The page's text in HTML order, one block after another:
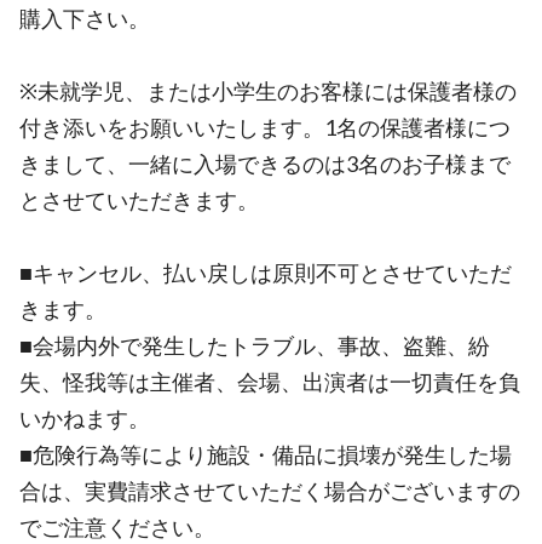
購入下さい。
※未就学児、または小学生のお客様には保護者様の
付き添いをお願いいたします。1名の保護者様につ
きまして、一緒に入場できるのは3名のお子様まで
とさせていただきます。
■キャンセル、払い戻しは原則不可とさせていただ
きます。
■会場内外で発生したトラブル、事故、盗難、紛
失、怪我等は主催者、会場、出演者は一切責任を負
いかねます。
■危険行為等により施設・備品に損壊が発生した場
合は、実費請求させていただく場合がございますの
でご注意ください。